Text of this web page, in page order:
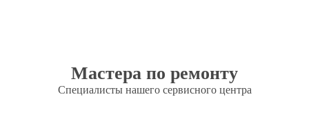
Мастера по ремонту
Специалисты нашего сервисного центра